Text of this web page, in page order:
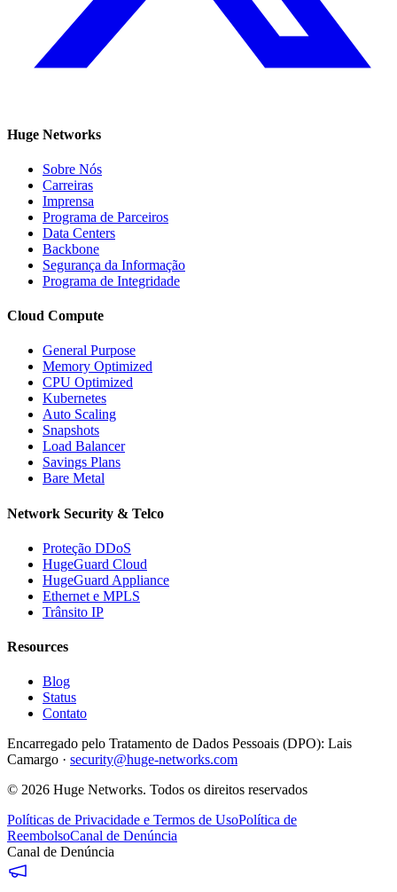
Huge Networks
Sobre Nós
Carreiras
Imprensa
Programa de Parceiros
Data Centers
Backbone
Segurança da Informação
Programa de Integridade
Cloud Compute
General Purpose
Memory Optimized
CPU Optimized
Kubernetes
Auto Scaling
Snapshots
Load Balancer
Savings Plans
Bare Metal
Network Security & Telco
Proteção DDoS
HugeGuard Cloud
HugeGuard Appliance
Ethernet e MPLS
Trânsito IP
Resources
Blog
Status
Contato
Encarregado pelo Tratamento de Dados Pessoais (DPO): Lais
Camargo · security@huge-networks.com
© 2026 Huge Networks. Todos os direitos reservados
Políticas de Privacidade e Termos de UsoPolítica de
ReembolsoCanal de Denúncia
Canal de Denúncia